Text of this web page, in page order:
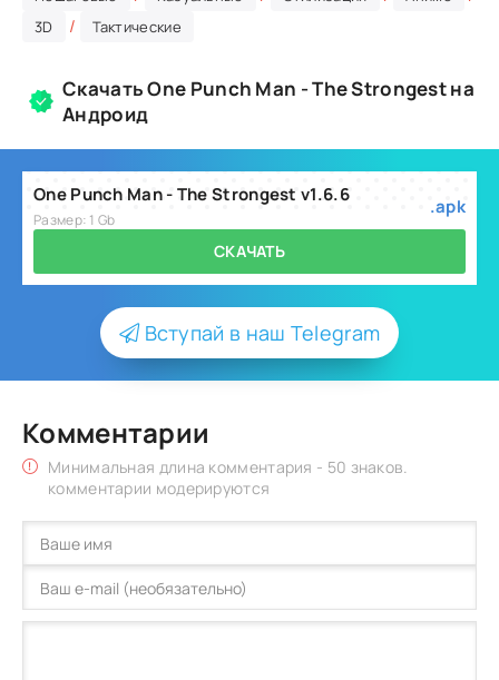
3D / Тактические
Скачать One Punch Man - The Strongest на
Андроид
One Punch Man - The Strongest v1.6.6
Размер: 1 Gb
.apk
СКАЧАТЬ
Вступай в наш Telegram
Комментарии
Минимальная длина комментария - 50 знаков.
комментарии модерируются